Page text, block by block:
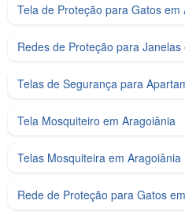
Tela de Proteção para Gatos em
Redes de Proteção para Janelas
Telas de Segurança para
Tela Mosquiteiro em Aragoiânia
Telas Mosquiteira em Aragoiânia
Rede de Proteção para Gatos